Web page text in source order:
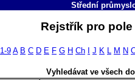
Střední
Rejstřík pro
1-9 A B C D E F G H Ch J K L M N
Vyhledávat ve všech